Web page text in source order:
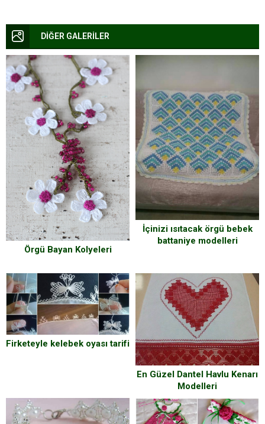
DİĞER GALERİLER
Örgü Bayan Kolyeleri
İçinizi ısıtacak örgü bebek
battaniye modelleri
Firketeyle kelebek oyası tarifi
En Güzel Dantel Havlu Kenarı
Modelleri